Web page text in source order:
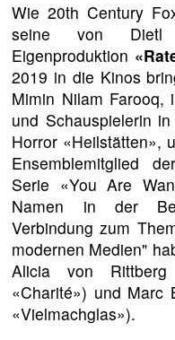
Wie 20th Century
seine von Dietl
Eigenproduktion
2019 in die Kinos
Mimin Nilam Farooq,
und Schauspielerin
Horror «Heilstätten»,
Ensemblemitglied
Serie «You Are
Namen in der
Verbindung zum
modernen Medien"
Alicia von
«Charité») und Marc
«Vielmachglas»).